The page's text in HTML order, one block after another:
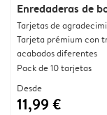
Enredaderas de
Tarjetas de
Tarjeta prémium con
acabados diferentes
Pack de 10 tarjetas
Desde
11,99 €